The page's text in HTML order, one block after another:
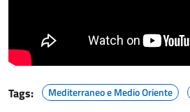
Tags: Mediterraneo e Medio Oriente